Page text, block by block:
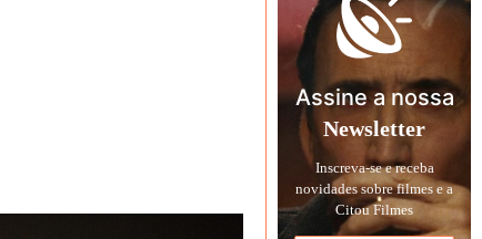
Assine a nossa
Newsletter
Inscreva-se e receba
novidades sobre filmes e a
Citou Filmes